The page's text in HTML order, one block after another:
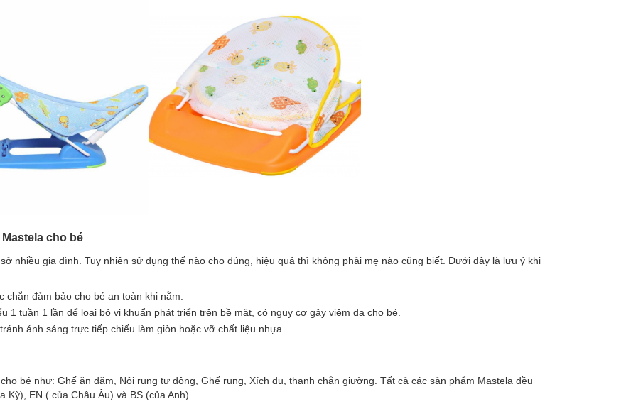
cho bé
nhiều gia đình. Tuy nhiên sử dụng thế nào cho đúng, hiệu quả thì không phải mẹ nào cũng biết. Dưới đây là lưu ý khi
đảm bảo cho bé an toàn khi nằm.
1 tuần 1 lần để loại bỏ vi khuẩn phát triển trên bề mặt, có nguy cơ gây viêm da cho bé.
ánh sáng trực tiếp chiếu làm giòn hoặc vỡ chất liệu nhựa.
bé như: Ghế ăn dặm, Nôi rung tự động, Ghế rung, Xích đu, thanh chắn giường. Tất cả các sản phẩm Mastela đều
EN ( của Châu Âu) và BS (của Anh)...